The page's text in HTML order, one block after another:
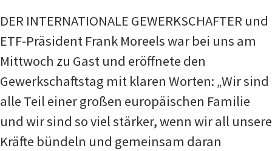
DER INTERNATIONALE GEWERKSCHAFTER und
ETF-Präsident Frank Moreels war bei uns am
Mittwoch zu Gast und eröffnete den
Gewerkschaftstag mit klaren Worten: „Wir sind
alle Teil einer großen europäischen Familie
und wir sind so viel stärker, wenn wir all unsere
Kräfte bündeln und gemeinsam daran